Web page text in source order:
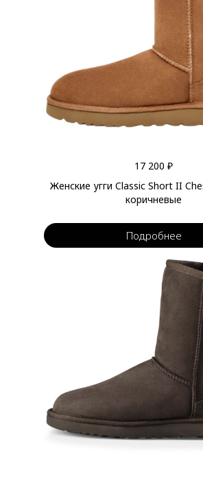
17 200 ₽
Женские угги Classic Short II
коричневые
Подробнее